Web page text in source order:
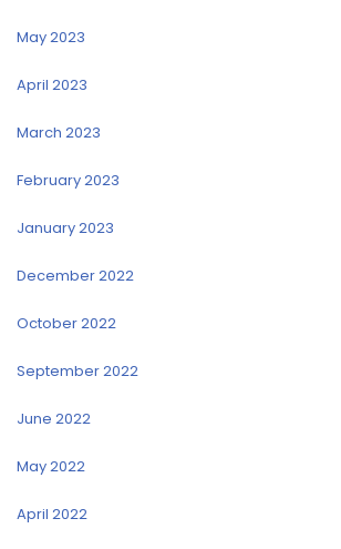
May 2023
April 2023
March 2023
February 2023
January 2023
December 2022
October 2022
September 2022
June 2022
May 2022
April 2022